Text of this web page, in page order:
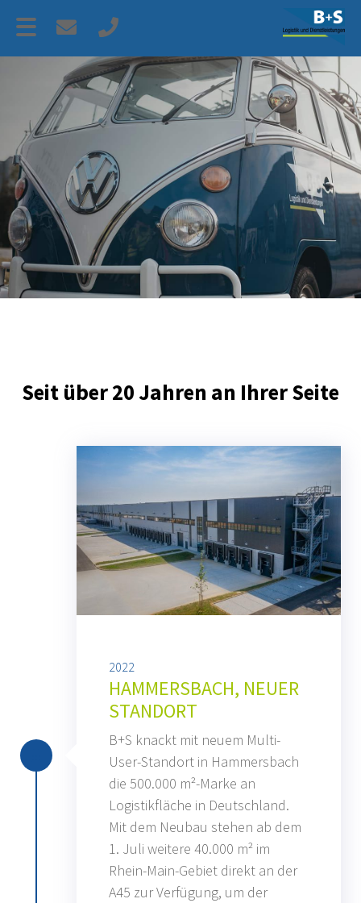
Seit über 20 Jahren an Ihrer Seite
2022
HAMMERSBACH, NEUER
STANDORT
B+S knackt mit neuem Multi-
User-Standort in Hammersbach
die 500.000 m²-Marke an
Logistikfläche in Deutschland.
Mit dem Neubau stehen ab dem
1. Juli weitere 40.000 m² im
Rhein-Main-Gebiet direkt an der
A45 zur Verfügung, um der